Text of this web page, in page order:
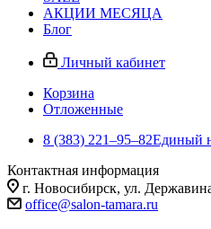
АКЦИИ МЕСЯЦА
Блог
Личный кабинет
Корзина
Отложенные
8 (383) 221‒95‒82Единый
Контактная информация
г. Новосибирск, ул.
office@salon-tamara.ru